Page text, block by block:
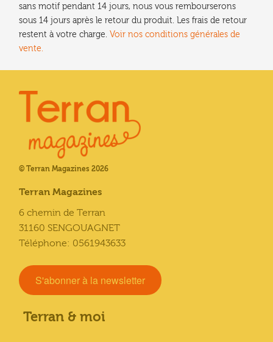
sans motif pendant 14 jours, nous vous rembourserons
sous 14 jours après le retour du produit. Les frais de retour
restent à votre charge. Voir nos conditions générales de
vente.
© Terran Magazines 2026
Terran Magazines
6 chemin de Terran
31160 SENGOUAGNET
Téléphone: 0561943633
S'abonner à la newsletter
Terran & moi